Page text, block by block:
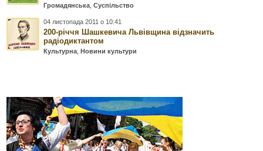
Громадянська ,Суспільство
04 листопада 2011 о 10:41
200-річчя Шашкевича Львівщина відзначить
радіодиктантом
Культурна ,Новини культури